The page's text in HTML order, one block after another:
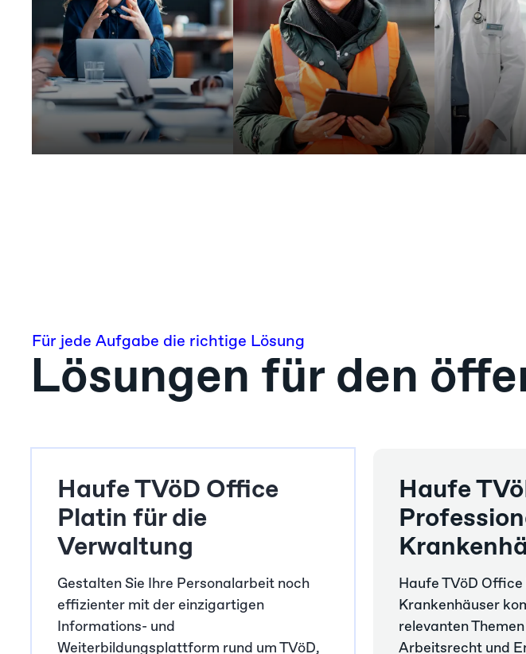
Für jede Aufgabe die richtige Lösung
Lösungen für den
Haufe TVöD Office
Platin für die
Verwaltung
Gestalten Sie Ihre Personalarbeit noch
effizienter mit der einzigartigen
Informations- und
Weiterbildungsplattform rund um TVöD,
Haufe
Haufe TVöD
Krankenhäuser
relevanten
Arbeitsrecht und